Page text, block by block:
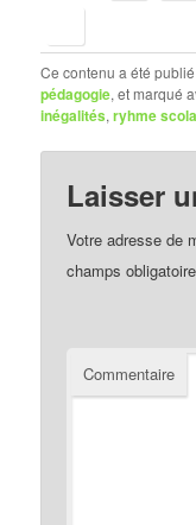
Ce contenu a été
pédagogie, et marqué
inégalités,ryhme
Laisser
Votre adresse de
champs
Commentaire